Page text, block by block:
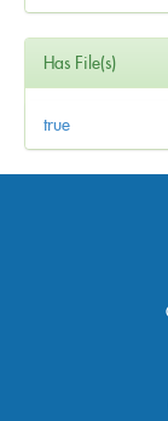
Has File(s)
true